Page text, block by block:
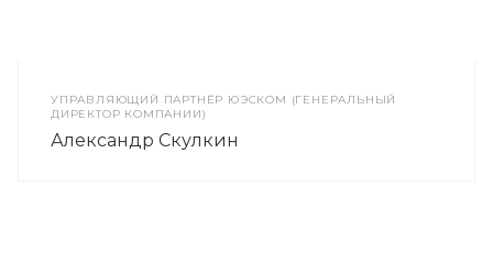
УПРАВЛЯЮЩИЙ ПАРТНЁР ЮЭСКОМ (ГЕНЕРАЛЬНЫЙ
ДИРЕКТОР КОМПАНИИ)
Александр Скулкин